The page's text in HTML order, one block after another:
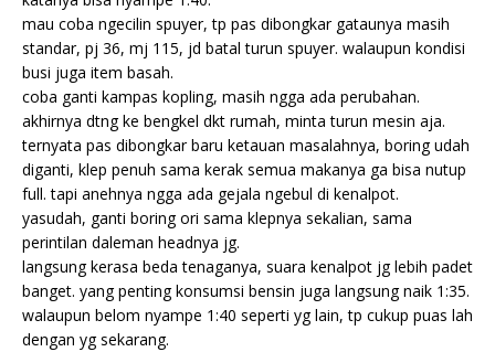
mau coba ngecilin spuyer, tp pas dibongkar gataunya masih
standar, pj 36, mj 115, jd batal turun spuyer. walaupun kondisi
busi juga item basah.
coba ganti kampas kopling, masih ngga ada perubahan.
akhirnya dtng ke bengkel dkt rumah, minta turun mesin aja.
ternyata pas dibongkar baru ketauan masalahnya, boring udah
diganti, klep penuh sama kerak semua makanya ga bisa nutup
full. tapi anehnya ngga ada gejala ngebul di kenalpot.
yasudah, ganti boring ori sama klepnya sekalian, sama
perintilan daleman headnya jg.
langsung kerasa beda tenaganya, suara kenalpot jg lebih padet
banget. yang penting konsumsi bensin juga langsung naik 1:35.
walaupun belom nyampe 1:40 seperti yg lain, tp cukup puas lah
dengan yg sekarang.